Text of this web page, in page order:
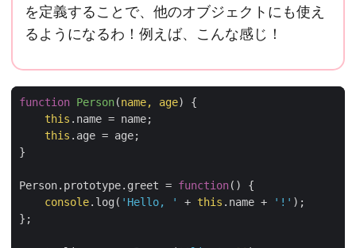
を定義することで、他のオブジェクトにも使え
るようになるわ！例えば、こんな感じ！
function Person(name, age)
{
this . name = name;
this . age = age;
}
Person. prototype. greet = function( )
{
console. log ( 'Hello, ' + this . name + '!' );
};